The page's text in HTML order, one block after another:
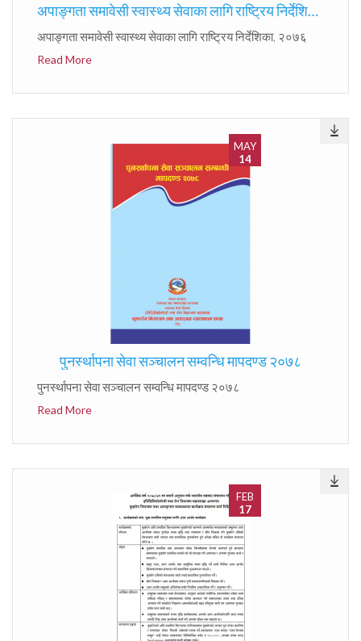
अपाङ्गता समावेसी स्वास्थ्य सेवाका लागि राष्ट्रिय निर्देशिका, २०७६
अपाङ्गता समावेसी स्वास्थ्य सेवाका लागि राष्ट्रिय निर्देशिका, २०७६
Read More
MAY
14
पुनर्स्थापना सेवा सञ्चालन सम्वन्धि मापदण्ड २०७८
पुनर्स्थापना सेवा सञ्चालन सम्वन्धि मापदण्ड २०७८
Read More
FEB
17